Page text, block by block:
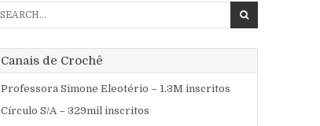
Canais de Crochê
Professora Simone Eleotério – 1.3M inscritos
Círculo S/A – 329mil inscritos